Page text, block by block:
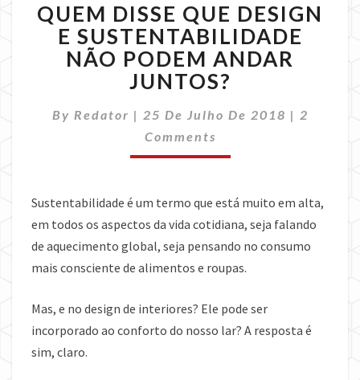
DISSE
QUE
DESIGN
E
SUSTENTABILIDADE
PODEM
ANDAR
JUNTOS?
QUEM DISSE QUE DESIGN
E SUSTENTABILIDADE
NÃO PODEM ANDAR
JUNTOS?
By Redator | 25 De Julho De 2018 | 2
Comments
Sustentabilidade é um termo que está muito em alta,
em todos os aspectos da vida cotidiana, seja falando
de aquecimento global, seja pensando no consumo
mais consciente de alimentos e roupas.
Mas, e no design de interiores? Ele pode ser
incorporado ao conforto do nosso lar? A resposta é
sim, claro.